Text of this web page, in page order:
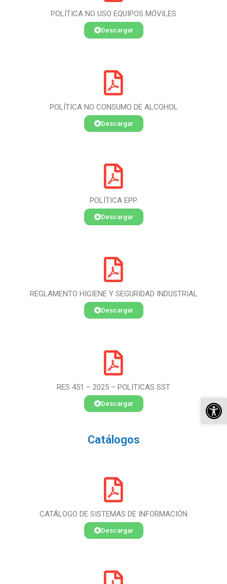
POLÍTICA NO USO EQUIPOS MÓVILES
Descargar
POLÍTICA NO CONSUMO DE ALCOHOL
Descargar
POLÍTICA EPP
Descargar
REGLAMENTO HIGIENE Y SEGURIDAD INDUSTRIAL
Descargar
RES 451 – 2025 – POLITICAS SST
Descargar
Catálogos
CATÁLOGO DE SISTEMAS DE INFORMACIÓN
Descargar